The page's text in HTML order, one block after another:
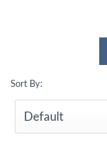
Sort By: